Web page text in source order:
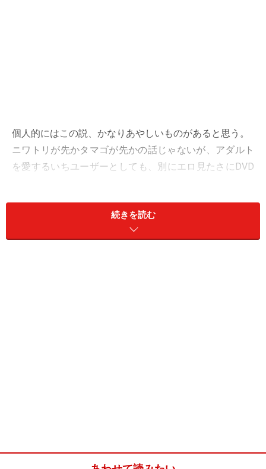
個人的にはこの説、かなりあやしいものがあると思う。
ニワトリが先かタマゴが先かの話じゃないが、アダルト
を愛するいちユーザーとしても、別にエロ見たさにDVD
むしろ「映画とかが大迫力で見れるDVD（しかもアダル
トDVDなんてのもあるらしい）」くらいに、カッコの中
に入る下心程度の存在なのではなかろうか。そうあるべ
続きを読む